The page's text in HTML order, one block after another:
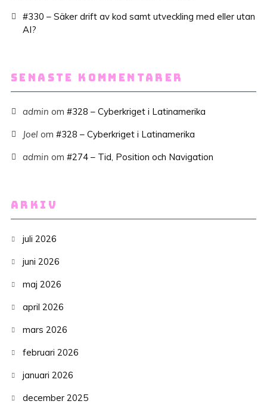
#330 – Säker drift av kod samt utveckling med eller utan
AI?
SENASTE KOMMENTARER
admin om #328 – Cyberkriget i Latinamerika
Joel om #328 – Cyberkriget i Latinamerika
admin om #274 – Tid, Position och Navigation
ARKIV
juli 2026
juni 2026
maj 2026
april 2026
mars 2026
februari 2026
januari 2026
december 2025